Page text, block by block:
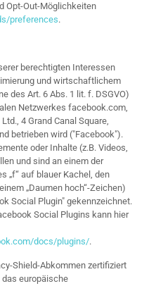
Opt-Out-Möglichkeiten
preferences.
berechtigten Interessen
und wirtschaftlichem
des Art. 6 Abs. 1 lit. f. DSGVO)
Netzwerkes facebook.com,
4 Grand Canal Square,
betrieben wird ("Facebook").
oder Inhalte (z.B. Videos,
und sind an einem der
„f“ auf blauer Kachel, den
„Daumen hoch“-Zeichen)
Social Plugin" gekennzeichnet.
Social Plugins kann hier
docs/plugins/.
Shield-Abkommen zertifiziert
das europäische